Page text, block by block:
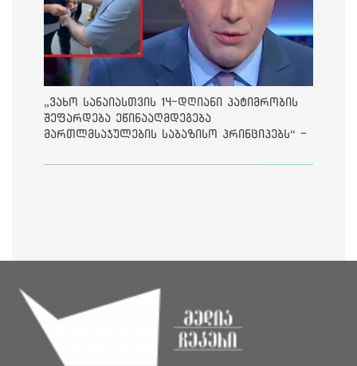
„ვახო სანაიასთვის 14-დღიანი პატიმრობის
შეფარდება ეწინააღმდეგება
მართლმსაჯულების საბაზისო პრინციპებს“ -